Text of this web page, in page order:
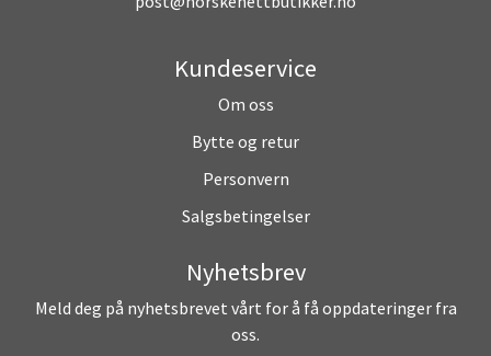
Kundeservice
Om oss
Bytte og retur
Personvern
Salgsbetingelser
Nyhetsbrev
Meld deg på nyhetsbrevet vårt for å få oppdateringer fra
oss.